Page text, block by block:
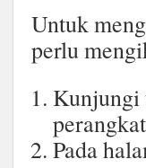
Untuk
perlu
Kunjungi
Pada